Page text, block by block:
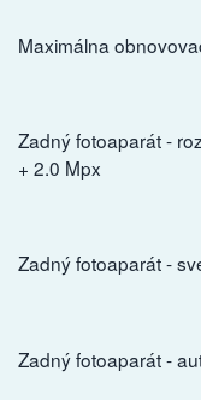
Maximálna
Zadný fotoaparát -
+ 2.0 Mpx
Zadný fotoaparát -
Zadný fotoaparát -